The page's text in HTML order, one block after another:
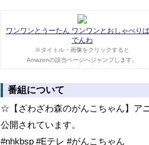
ワンワンとうーたん ワンワンとおしゃべり
でんわ
※タイトル・画像をクリックすると
Amazonの該当ページへジャンプします。
番組について
☆【ざわざわ森のがんこちゃん】ア
公開されています。
#nhkbsp #Eテレ #がんこちゃん